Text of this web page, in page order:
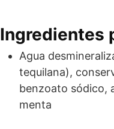
Ingredientes
Agua
tequilana),
benzoato sódico,
menta